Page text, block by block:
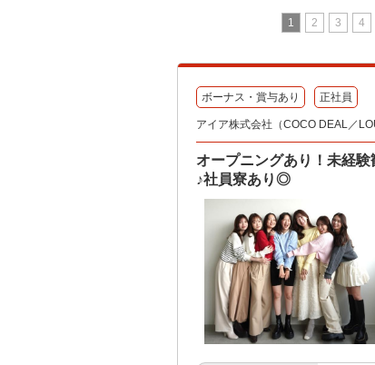
1 2 3 4
ボーナス・賞与あり 正社員
アイア株式会社（COCO DEAL／
オープニングあり！未経
♪社員寮あり◎